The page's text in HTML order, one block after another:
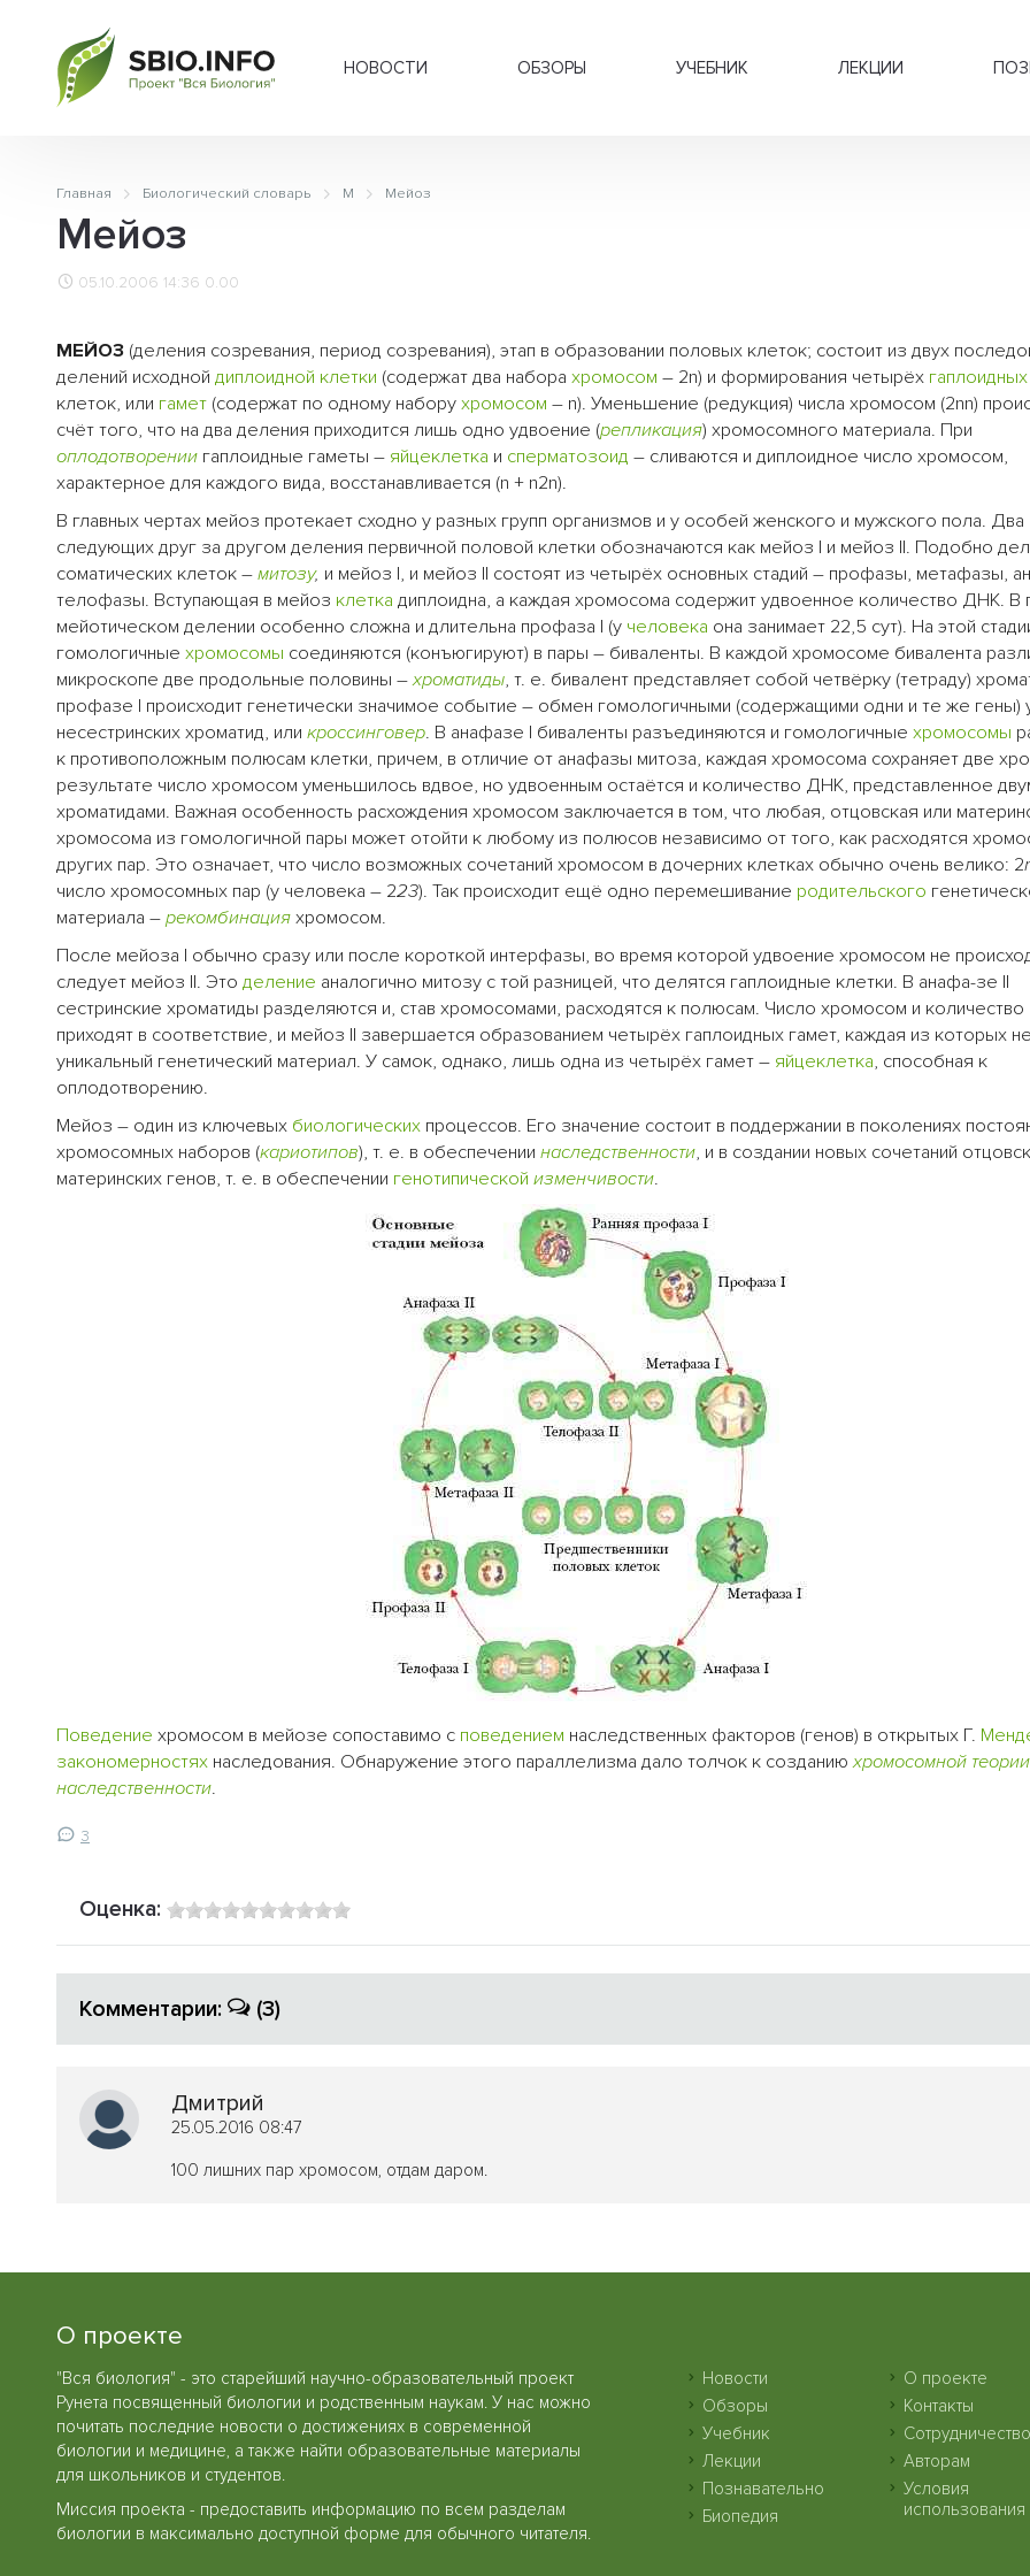
НОВОСТИ ОБЗОРЫ УЧЕБНИК ЛЕКЦИИ
Главная Биологический словарь М Мейоз
Мейоз
05.10.2006 14:36 0.00
МЕЙОЗ (деления созревания, период созревания), этап в образовании половых клеток; состоит из двух
делений исходной диплоидной клетки (содержат два набора хромосом – 2n) и формирования четырёх гаплоидных
клеток, или гамет (содержат по одному набору хромосом – n). Уменьшение (редукция) числа хромосом (2nn)
счёт того, что на два деления приходится лишь одно удвоение (репликация) хромосомного материала. При
оплодотворении гаплоидные гаметы – яйцеклетка и сперматозоид – сливаются и диплоидное число хромосом,
характерное для каждого вида, восстанавливается (n + n2n).
В главных чертах мейоз протекает сходно у разных групп организмов и у особей женского и мужского пола. Два
следующих друг за другом деления первичной половой клетки обозначаются как мейоз I и мейоз II. Подобно
соматических клеток – митозу, и мейоз I, и мейоз II состоят из четырёх основных стадий – профазы, метафазы,
телофазы. Вступающая в мейоз клетка диплоидна, а каждая хромосома содержит удвоенное количество ДНК. В
мейотическом делении особенно сложна и длительна профаза I (у человека она занимает 22,5 сут). На этой
гомологичные хромосомы соединяются (конъюгируют) в пары – биваленты. В каждой хромосоме бивалента
микроскопе две продольные половины –хроматиды, т. е. бивалент представляет собой четвёрку (тетраду)
профазе I происходит генетически значимое событие – обмен гомологичными (содержащими одни и те же гены)
несестринских хроматид, или кроссинговер. В анафазе I биваленты разъединяются и гомологичные хромосомы
к противоположным полюсам клетки, причем, в отличие от анафазы митоза, каждая хромосома сохраняет две
результате число хромосом уменьшилось вдвое, но удвоенным остаётся и количество ДНК, представленное
хроматидами. Важная особенность расхождения хромосом заключается в том, что любая, отцовская или
хромосома из гомологичной пары может отойти к любому из полюсов независимо от того, как расходятся
других пар. Это означает, что число возможных сочетаний хромосом в дочерних клетках обычно очень велико: 2
число хромосомных пар (у человека – 223). Так происходит ещё одно перемешивание родительского
материала – рекомбинация хромосом.
После мейоза I обычно сразу или после короткой интерфазы, во время которой удвоение хромосом не
следует мейоз II. Это деление аналогично митозу с той разницей, что делятся гаплоидные клетки. В анафа-зе II
сестринские хроматиды разделяются и, став хромосомами, расходятся к полюсам. Число хромосом и
приходят в соответствие, и мейоз II завершается образованием четырёх гаплоидных гамет, каждая из которых
уникальный генетический материал. У самок, однако, лишь одна из четырёх гамет – яйцеклетка, способная к
оплодотворению.
Мейоз – один из ключевых биологических процессов. Его значение состоит в поддержании в поколениях
хромосомных наборов (кариотипов), т. е. в обеспечении наследственности, и в создании новых сочетаний
материнских генов, т. е. в обеспечении генотипической изменчивости.
Поведение хромосом в мейозе сопоставимо с поведением наследственных факторов (генов) в открытых Г.
закономерностях наследования. Обнаружение этого параллелизма дало толчок к созданиюхромосомной теории
наследственности.
3
Оценка:
Комментарии: (3)
Дмитрий
25.05.2016 08:47
100 лишних пар хромосом, отдам даром.
О проекте
"Вся биология" - это старейший научно-образовательный проект
Рунета посвященный биологии и родственным наукам. У нас можно
почитать последние новости о достижениях в современной
биологии и медицине, а также найти образовательные материалы
для школьников и студентов.
Миссия проекта - предоставить информацию по всем разделам
биологии в максимально доступной форме для обычного читателя.
Новости
Обзоры
Учебник
Лекции
Познавательно
Биопедия
О проекте
Контакты
Сотрудничество
Авторам
Условия
использования